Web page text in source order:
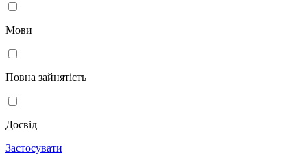
Мови
Повна зайнятість
Досвід
Застосувати